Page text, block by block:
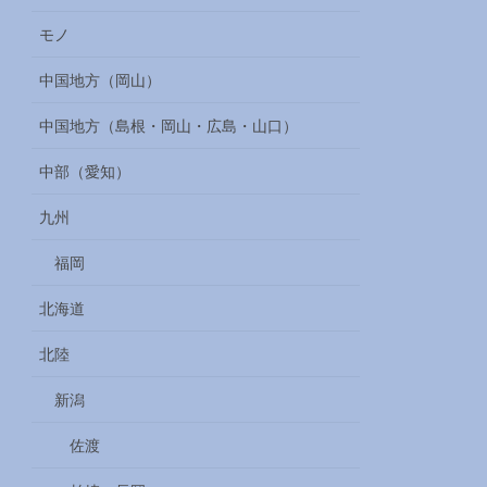
モノ
中国地方（岡山）
中国地方（島根・岡山・広島・山口）
中部（愛知）
九州
福岡
北海道
北陸
新潟
佐渡